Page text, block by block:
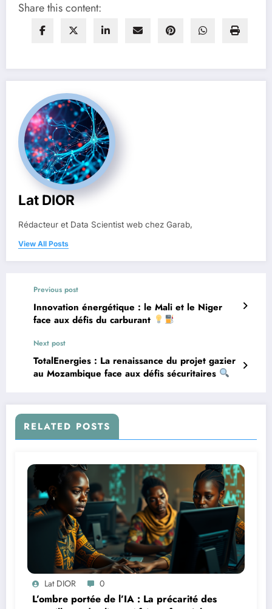
Share this content:
Lat DIOR
Rédacteur et Data Scientist web chez Garab,
View All Posts
Previous post
Innovation énergétique : le Mali et le Niger
face aux défis du carburant
Next post
TotalEnergies : La renaissance du projet gazier
au Mozambique face aux défis sécuritaires
RELATED POSTS
Lat DIOR 0
L’ombre portée de l’IA : La précarité des